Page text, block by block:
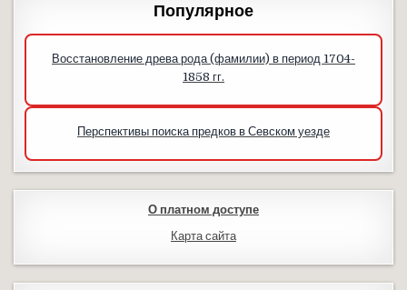
Популярное
Восстановление древа рода (фамилии) в период 1704-
1858 гг.
Перспективы поиска предков в Севском уезде
О платном доступе
Карта сайта